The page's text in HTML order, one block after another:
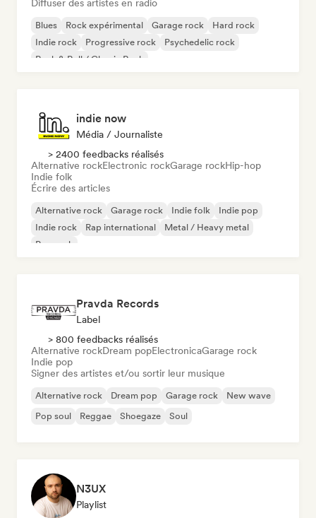
Diffuser des artistes en radio
Blues Rock expérimental Garage rock
Hard rock
Indie rock
Progressive rock
Psychedelic rock
Rock & Roll / Classic Rock
indie now
Média / Journaliste
> 2400 feedbacks réalisés
Alternative rockElectronic rockGarage rockHip-hop
Indie folk
Écrire des articles
Alternative rock Garage rock Indie folk
Indie pop
Indie rock
Rap international
Metal / Heavy metal
Pop rock
Pravda Records
Label
> 800 feedbacks réalisés
Alternative rockDream popElectronicaGarage rock
Indie pop
Signer des artistes et/ou sortir leur musique
Alternative rock Dream pop Garage rock
New wave
Pop soul
Reggae Shoegaze Soul
N3UX
Playlist